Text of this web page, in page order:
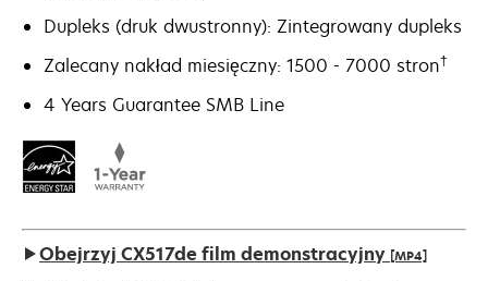
Dupleks (druk dwustronny): Zintegrowany dupleks
Zalecany nakład miesięczny: 1500 - 7000 stron†
4 Years Guarantee SMB Line
Obejrzyj CX517de film demonstracyjny [MP4]